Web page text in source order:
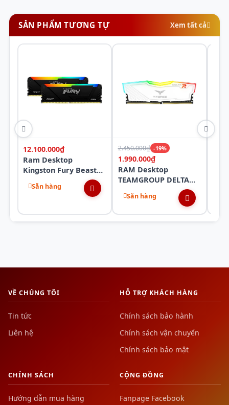
SẢN PHẨM TƯƠNG TỰ Xem tất cả
12.100.000₫
Ram Desktop
Kingston Fury Beast
(KF432C16BB12AK2/32)
32GB (2x16GB) DDR4
Sẵn hàng
2.450.000₫ -19%
1.990.000₫
RAM Desktop
TEAMGROUP DELTA
(TF4D48G3200HC16F01)
8GB (1x8GB) DDR4
3200MHz
Sẵn hàng
VỀ CHÚNG TÔI
Tin tức
Liên hệ
HỖ TRỢ KHÁCH HÀNG
Chính sách bảo hành
Chính sách vận chuyển
Chính sách bảo mật
CHÍNH SÁCH
Hướng dẫn mua hàng
CỘNG ĐỒNG
Fanpage Facebook